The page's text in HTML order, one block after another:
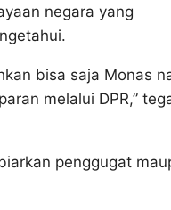
negara yang
bisa saja Monas
melalui DPR,”
penggugat